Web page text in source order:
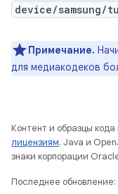
device/samsung/
Примечание.
для медиакодеков
Контент и образцы
лицензиям. Java и
знаки корпорации
Последнее